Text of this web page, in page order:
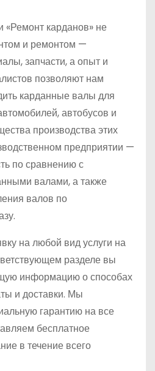
«Ремонт карданов» не
и ремонтом —
запчасти, а опыт и
позволяют нам
карданные валы для
автобусов и
производства этих
предприятии —
по сравнению с
валами, а также
валов по
на любой вид услуги на
разделе вы
информацию о способах
и доставки. Мы
гарантию на все
бесплатное
в течение всего